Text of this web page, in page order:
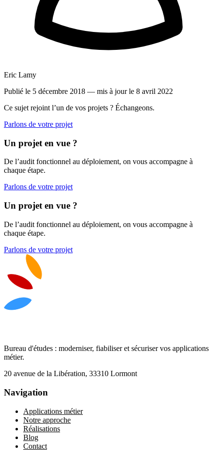
Eric Lamy
Publié le 5 décembre 2018 — mis à jour le 8 avril 2022
Ce sujet rejoint l’un de vos projets ? Échangeons.
Parlons de votre projet
Un projet en vue ?
De l’audit fonctionnel au déploiement, on vous accompagne à
chaque étape.
Parlons de votre projet
Un projet en vue ?
De l’audit fonctionnel au déploiement, on vous accompagne à
chaque étape.
Parlons de votre projet
Bureau d'études : moderniser, fiabiliser et sécuriser vos applications
métier.
20 avenue de la Libération, 33310 Lormont
Navigation
Applications métier
Notre approche
Réalisations
Blog
Contact